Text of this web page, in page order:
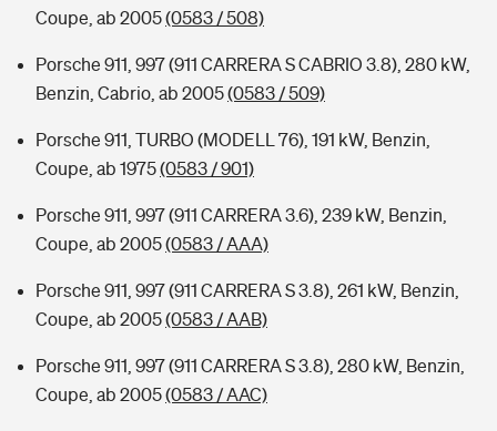
Coupe, ab 2005(0583 / 508)
Porsche 911, 997 (911 CARRERA S CABRIO 3.8), 280 kW,
Benzin, Cabrio, ab 2005(0583 / 509)
Porsche 911, TURBO (MODELL 76), 191 kW, Benzin,
Coupe, ab 1975(0583 / 901)
Porsche 911, 997 (911 CARRERA 3.6), 239 kW, Benzin,
Coupe, ab 2005(0583 / AAA)
Porsche 911, 997 (911 CARRERA S 3.8), 261 kW, Benzin,
Coupe, ab 2005(0583 / AAB)
Porsche 911, 997 (911 CARRERA S 3.8), 280 kW, Benzin,
Coupe, ab 2005(0583 / AAC)